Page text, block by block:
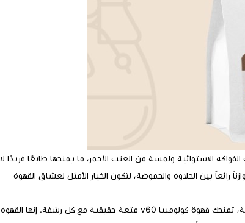
الاستوائية ولمسة من العنب الأحمر، ما يمنحها طابعًا فريدًا لا
بين الحلاوة والحموضة، لتكون الخيار الأمثل لعشاق القهوة
بفضل المعالجة الطبيعية التي تحافظ على أصالة المذاق وجودته العالية، تمنحك قهوة كولومبيا v60 متعة حقيقية مع كل رشفة. إنها القهوة